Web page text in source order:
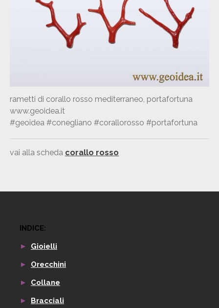
prasioliti e perle
pendente in argento con
orecchini in argento con
crisocolla
scheda-quarzo-gatteggiante
rametti di corallo rosso mediterraneo, portafortuna
www.geoidea.it
#geoidea #conegliano #corallorosso #portafortuna
vai alla scheda corallo rosso
INDICE:
► Gioielli
► Orecchini
► Collane
► Bracciali